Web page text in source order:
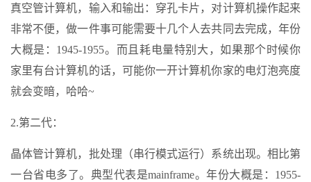
真空管计算机，输入和输出：穿孔卡片，对计算机操作起来
非常不便，做一件事可能需要十几个人去共同去完成，年份
大概是：1945-1955。而且耗电量特别大，如果那个时候你
家里有台计算机的话，可能你一开计算机你家的电灯泡亮度
就会变暗，哈哈~
2.第二代：
晶体管计算机，批处理（串行模式运行）系统出现。相比第
一台省电多了。典型代表是mainframe。年份大概是：1955-